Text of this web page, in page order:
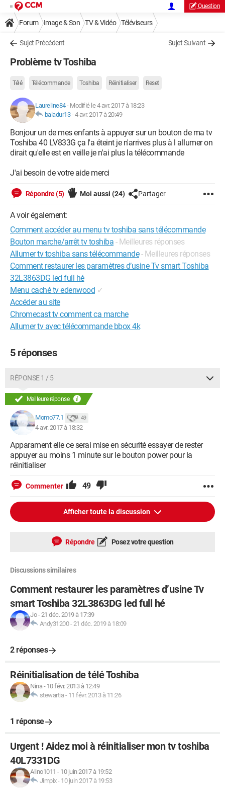
Question
Forum Image & Son TV & Vidéo Téléviseurs
Sujet Précédent Sujet Suivant
Problème tv Toshiba
Télé Télécommande Toshiba Réinitialiser Reset
Laureline84- Modifié le 4 avr. 2017 à 18:23
baladur13-4 avr. 2017 à 20:49
Bonjour un de mes enfants à appuyer sur un bouton de ma tv
Toshiba 40 LV833G ça l'a éteint je n'arrives plus à l allumer on
dirait qu'elle est en veille je n'ai plus la télécommande
J'ai besoin de votre aide merci
Répondre (5) Moi aussi (24) Partager
A voir également:
Comment accéder au menu tv toshiba sans télécommande
Bouton marche/arrêt tv toshiba - Meilleures réponses
Allumer tv toshiba sans télécommande - Meilleures réponses
Comment restaurer les paramètres d’usine Tv smart Toshiba
32L3863DG led full hé
Menu caché tv edenwood ✓
Accéder au site
Chromecast tv comment ca marche
Allumer tv avec télécommande bbox 4k
5 réponses
RÉPONSE 1 / 5
Meilleure réponse
Momo77.1 49
4 avr. 2017 à 18:32
Apparament elle ce serai mise en sécurité essayer de rester
appuyer au moins 1 minute sur le bouton power pour la
réinitialiser
Commenter 49
Afficher toute la discussion
Répondre Posez votre question
Discussions similaires
Comment restaurer les paramètres d’usine Tv
smart Toshiba 32L3863DG led full hé
Jo-21 déc. 2019 à 17:39
Andy31200-21 déc. 2019 à 18:09
2 réponses
Réinitialisation de télé Toshiba
Nina- 10 févr. 2013 à 12:49
stewartia - 11 févr. 2013 à 11:26
1 réponse
Urgent ! Aidez moi à réinitialiser mon tv toshiba
40L7331DG
Alino1011 - 10 juin 2017 à 19:52
Jimpix- 10 juin 2017 à 19:53